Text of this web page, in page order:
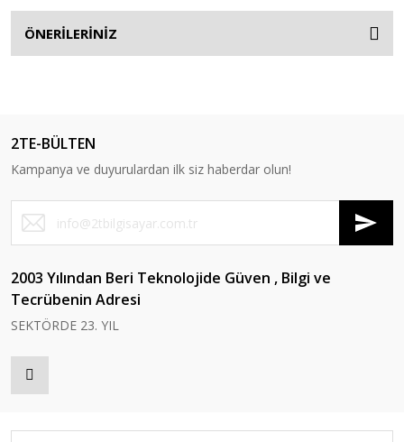
ÖNERİLERİNİZ
2TE-BÜLTEN
Kampanya ve duyurulardan ilk siz haberdar olun!
2003 Yılından Beri Teknolojide Güven , Bilgi ve
Tecrübenin Adresi
SEKTÖRDE 23. YIL